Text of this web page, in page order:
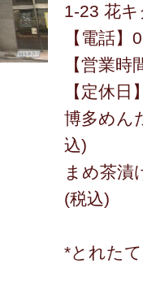
1-23 花
【電話
【営業
【定休日
博多めん
込)
まめ茶漬
(税込)
*とれた